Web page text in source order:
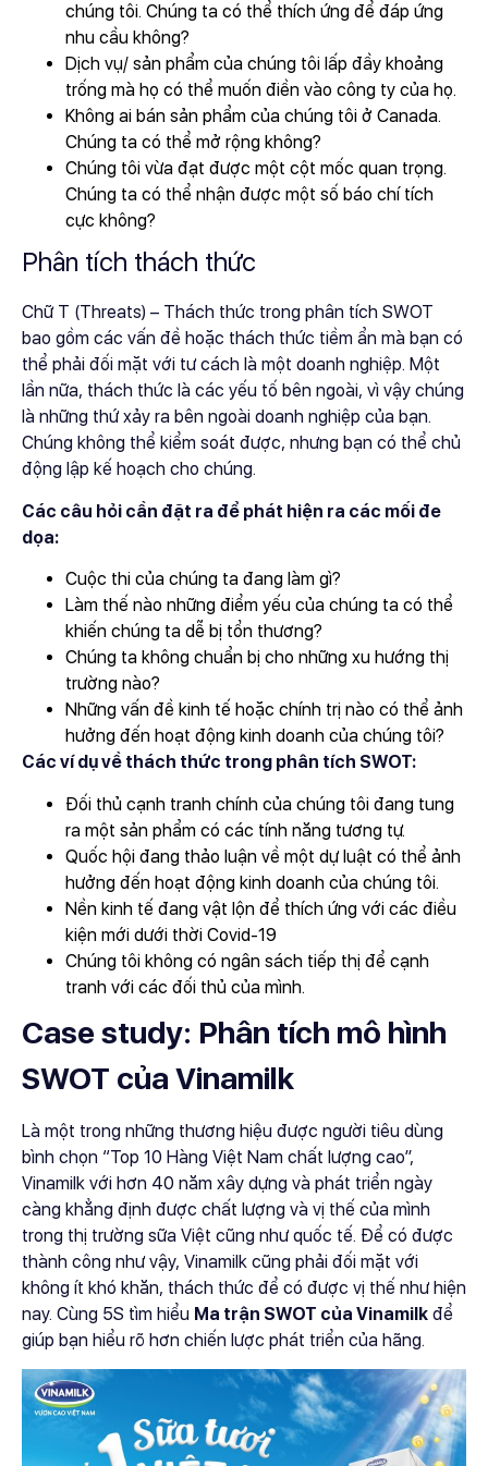
chúng tôi. Chúng ta có thể thích ứng để đáp ứng
nhu cầu không?
Dịch vụ/ sản phẩm của chúng tôi lấp đầy khoảng
trống mà họ có thể muốn điền vào công ty của họ.
Không ai bán sản phẩm của chúng tôi ở Canada.
Chúng ta có thể mở rộng không?
Chúng tôi vừa đạt được một cột mốc quan trọng.
Chúng ta có thể nhận được một số báo chí tích
cực không?
Phân tích thách thức
Chữ T (Threats) – Thách thức trong phân tích SWOT
bao gồm các vấn đề hoặc thách thức tiềm ẩn mà bạn có
thể phải đối mặt với tư cách là một doanh nghiệp. Một
lần nữa, thách thức là các yếu tố bên ngoài, vì vậy chúng
là những thứ xảy ra bên ngoài doanh nghiệp của bạn.
Chúng không thể kiểm soát được, nhưng bạn có thể chủ
động lập kế hoạch cho chúng.
Các câu hỏi cần đặt ra để phát hiện ra các mối đe
dọa:
Cuộc thi của chúng ta đang làm gì?
Làm thế nào những điểm yếu của chúng ta có thể
khiến chúng ta dễ bị tổn thương?
Chúng ta không chuẩn bị cho những xu hướng thị
trường nào?
Những vấn đề kinh tế hoặc chính trị nào có thể ảnh
hưởng đến hoạt động kinh doanh của chúng tôi?
Các ví dụ về thách thức trong phân tích SWOT:
Đối thủ cạnh tranh chính của chúng tôi đang tung
ra một sản phẩm có các tính năng tương tự.
Quốc hội đang thảo luận về một dự luật có thể ảnh
hưởng đến hoạt động kinh doanh của chúng tôi.
Nền kinh tế đang vật lộn để thích ứng với các điều
kiện mới dưới thời Covid-19
Chúng tôi không có ngân sách tiếp thị để cạnh
tranh với các đối thủ của mình.
Case study: Phân tích mô hình
SWOT của Vinamilk
Là một trong những thương hiệu được người tiêu dùng
bình chọn “Top 10 Hàng Việt Nam chất lượng cao”,
Vinamilk với hơn 40 năm xây dựng và phát triển ngày
càng khẳng định được chất lượng và vị thế của mình
trong thị trường sữa Việt cũng như quốc tế. Để có được
thành công như vậy, Vinamilk cũng phải đối mặt với
không ít khó khăn, thách thức để có được vị thế như hiện
nay. Cùng 5S tìm hiểu Ma trận SWOT của Vinamilk để
giúp bạn hiểu rõ hơn chiến lược phát triển của hãng.